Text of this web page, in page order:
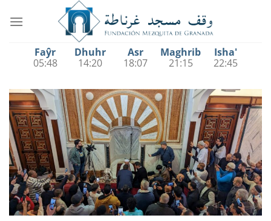
Faŷr
05:48
Dhuhr
14:20
Asr
18:07
Maghrib
21:15
Isha'
22:45